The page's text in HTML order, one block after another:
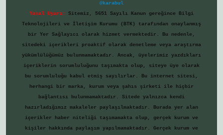
@karabul
Yasal Uyarı:
Sitemiz, 5651 Sayılı Kanun gereğince Bilgi
Teknolojileri ve İletişim Kurumu (BTK) tarafından onaylanmış
bir Yer Sağlayıcı olarak hizmet vermektedir. Bu nedenle,
sitedeki içerikleri proaktif olarak denetleme veya araştırma
yükümlülüğümüz bulunmamaktadır. Ancak, üyelerimiz yazdıkları
içeriklerin sorumluluğunu taşımakta olup, siteye üye olarak
bu sorumluluğu kabul etmiş sayılırlar. Bu internet sitesi,
herhangi bir marka, kurum veya şahıs şirketi ile hiçbir
bağlantısı bulunmamaktadır. Sitede yalnızca kendi
hazırladığımız makaleler paylaşılmaktadır. Burada yer alan
içerikler haber niteliği taşımamakta olup, gerçek kurum ve
kişiler hakkında paylaşım yapılmamaktadır. Gerçek kurum ve